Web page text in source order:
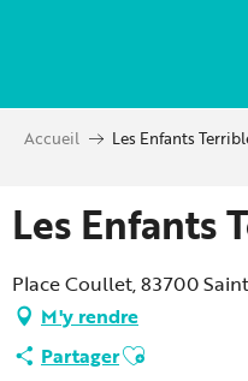
principal
Accueil Les Enfants
Les Enfants
Place Coullet, 83700
M'y rendre
PartagerAjouter aux